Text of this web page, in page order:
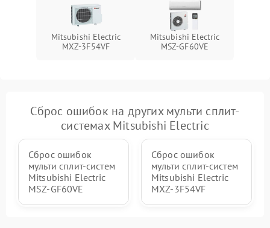
Mitsubishi Electric
MXZ-3F54VF
Mitsubishi Electric
MSZ-GF60VE
Сброс ошибок на других мульти сплит-
системах Mitsubishi Electric
Сброс ошибок
мульти сплит-систем
Mitsubishi Electric
MSZ-GF60VE
Сброс ошибок
мульти сплит-систем
Mitsubishi Electric
MXZ-3F54VF